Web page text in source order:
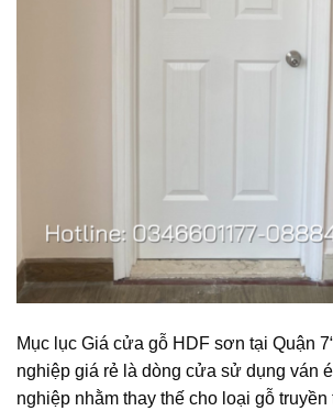
Mục lục Giá cửa gỗ HDF sơn tại Quận
nghiệp giá rẻ là dòng cửa sử dụng ván
nghiệp nhằm thay thế cho loại gỗ